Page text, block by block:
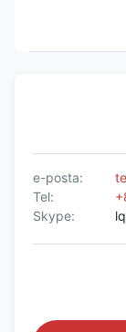
e-posta:
Tel:
Skype: